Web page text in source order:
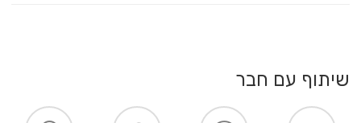
שיתוף עם חבר